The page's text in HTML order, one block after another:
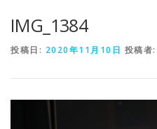
IMG_1384
投稿日: 2020年11月10日 投稿者: